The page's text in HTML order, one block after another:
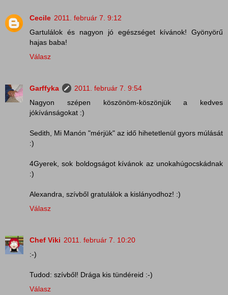
Cecile 2011. február 7. 9:12
Gartulálok és nagyon jó egészséget kívánok! Gyönyörű
hajas baba!
Válasz
Garffyka
2011. február 7. 9:54
Nagyon szépen köszönöm-köszönjük a kedves
jókívánságokat :)
Sedith, Mi Manón "mérjük" az idő hihetetlenül gyors múlását
:)
4Gyerek, sok boldogságot kívánok az unokahúgocskádnak
:)
Alexandra, szívből gratulálok a kislányodhoz! :)
Válasz
Chef Viki 2011. február 7. 10:20
:-)
Tudod: szívből! Drága kis tündéreid :-)
Válasz